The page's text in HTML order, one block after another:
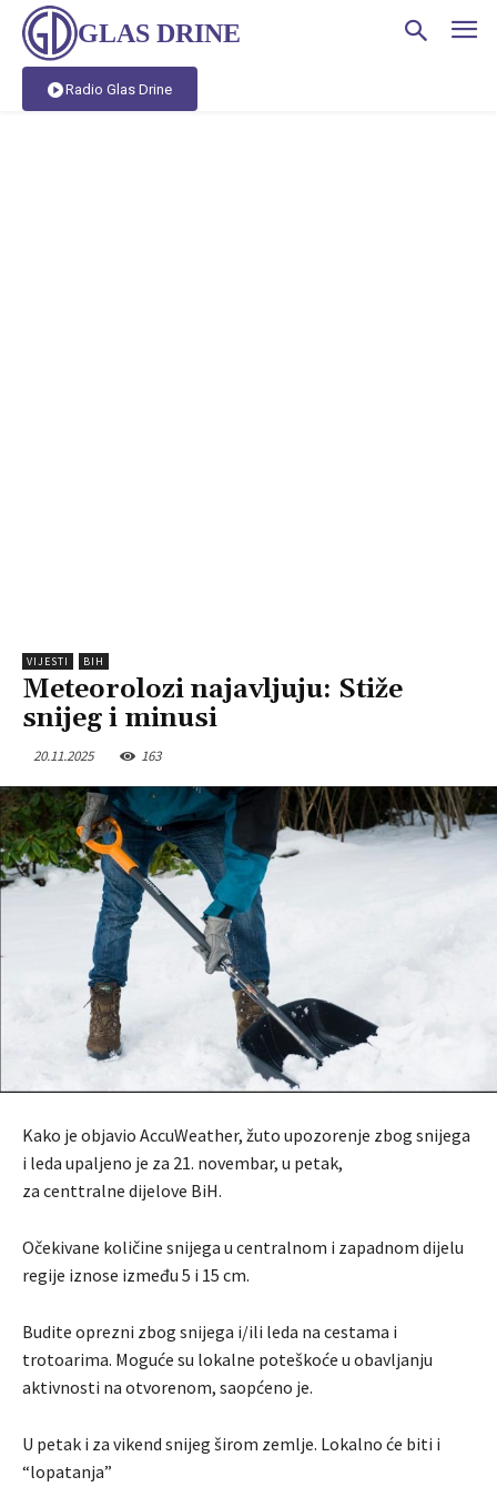
GLAS DRINE
Radio Glas Drine
VIJESTI BIH
Meteorolozi najavljuju: Stiže
snijeg i minusi
20.11.2025 163
Kako je objavio AccuWeather, žuto upozorenje zbog snijega
i leda upaljeno je za 21. novembar, u petak,
za centtralne dijelove BiH.
Očekivane količine snijega u centralnom i zapadnom dijelu
regije iznose između 5 i 15 cm.
Budite oprezni zbog snijega i/ili leda na cestama i
trotoarima. Moguće su lokalne poteškoće u obavljanju
aktivnosti na otvorenom, saopćeno je.
U petak i za vikend snijeg širom zemlje. Lokalno će biti i
“lopatanja”